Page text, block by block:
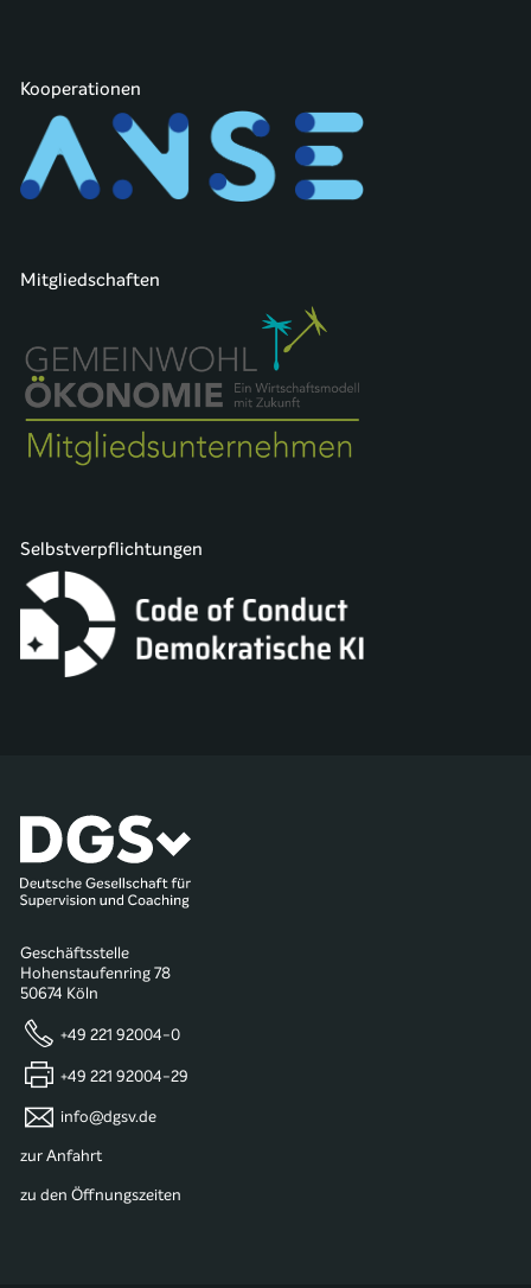
Kooperationen
Mitgliedschaften
Selbstverpflichtungen
Geschäftsstelle
Hohenstaufenring 78
50674 Köln
+49 221 92004-0
+49 221 92004-29
info@dgsv.de
zur Anfahrt
zu den Öffnungszeiten